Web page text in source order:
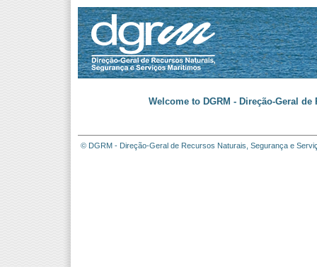
Welcome to DGRM - Direção-Geral
© DGRM - Direção-Geral de Recursos Naturais, Segurança e